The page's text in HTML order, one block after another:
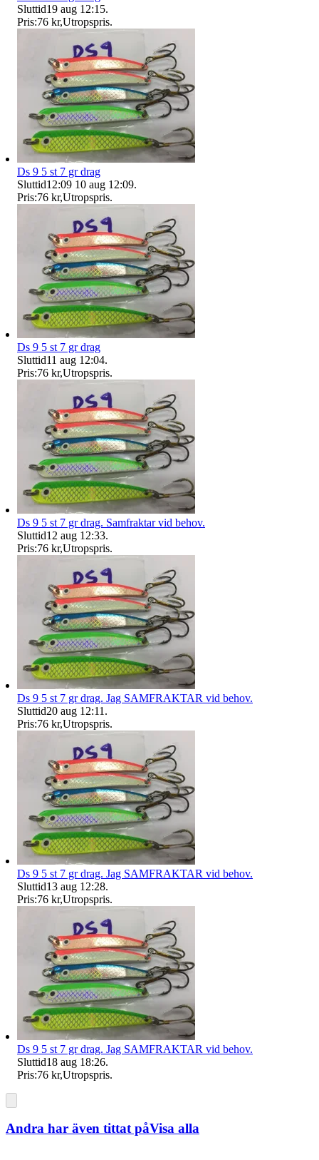
Sluttid19 aug 12:15.
Pris:76 kr,Utropspris.
Ds 9 5 st 7 gr drag
Sluttid12:09 10 aug 12:09.
Pris:76 kr,Utropspris.
Ds 9 5 st 7 gr drag
Sluttid11 aug 12:04.
Pris:76 kr,Utropspris.
Ds 9 5 st 7 gr drag. Samfraktar vid behov.
Sluttid12 aug 12:33.
Pris:76 kr,Utropspris.
Ds 9 5 st 7 gr drag. Jag SAMFRAKTAR vid behov.
Sluttid20 aug 12:11 .
Pris:76 kr,Utropspris.
Ds 9 5 st 7 gr drag. Jag SAMFRAKTAR vid behov.
Sluttid13 aug 12:28.
Pris:76 kr,Utropspris.
Ds 9 5 st 7 gr drag. Jag SAMFRAKTAR vid behov.
Sluttid18 aug 18:26.
Pris:76 kr,Utropspris.
Andra har även tittat påVisa alla